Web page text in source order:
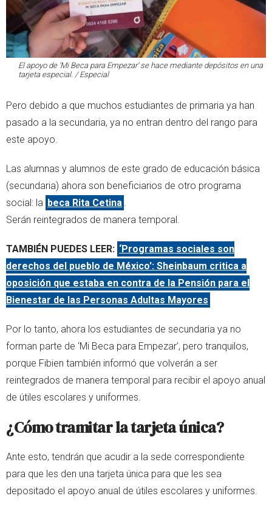
El apoyo de ‘Mi Beca para Empezar’ se hace mediante depósitos en una
tarjeta especial. / Especial
Pero debido a que muchos estudiantes de primaria ya han
pasado a la secundaria, ya no entran dentro del rango para
este apoyo.
Las alumnas y alumnos de este grado de educación básica
(secundaria) ahora son beneficiarios de otro programa
social: la beca Rita Cetina
Serán reintegrados de manera temporal.
TAMBIÉN PUEDES LEER: ‘Programas sociales son
derechos del pueblo de México': Sheinbaum critica a
oposición que estaba en contra de la Pensión para el
Bienestar de las Personas Adultas Mayores
Por lo tanto, ahora los estudiantes de secundaria ya no
forman parte de ‘Mi Beca para Empezar’, pero tranquilos,
porque Fibien también informó que volverán a ser
reintegrados de manera temporal para recibir el apoyo anual
de útiles escolares y uniformes.
¿Cómo tramitar la tarjeta única?
Ante esto, tendrán que acudir a la sede correspondiente
para que les den una tarjeta única para que les sea
depositado el apoyo anual de útiles escolares y uniformes.